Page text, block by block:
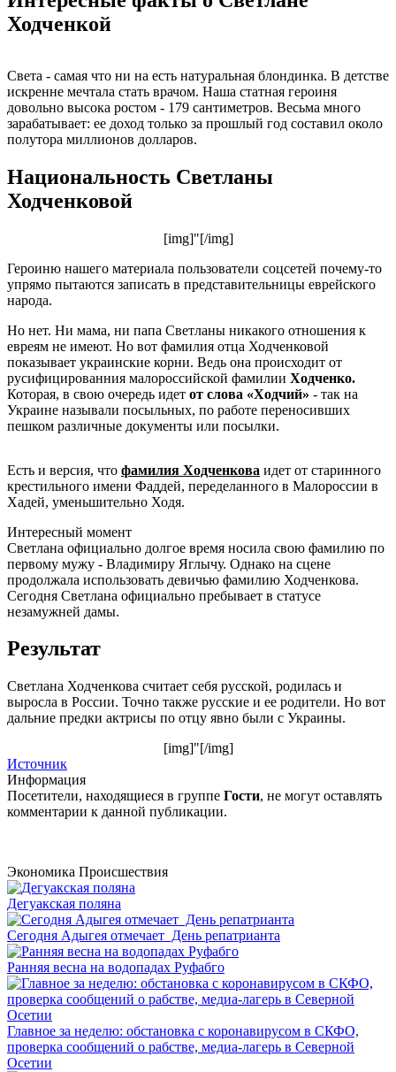
Ходченкой
Света - самая что ни на есть натуральная блондинка. В детстве
искренне мечтала стать врачом. Наша статная героиня
довольно высока ростом - 179 сантиметров. Весьма много
зарабатывает: ее доход только за прошлый год составил около
полутора миллионов долларов.
Национальность Светланы
Ходченковой
[img]"[/img]
Героиню нашего материала пользователи соцсетей почему-то
упрямо пытаются записать в представительницы еврейского
народа.
Но нет. Ни мама, ни папа Светланы никакого отношения к
евреям не имеют. Но вот фамилия отца Ходченковой
показывает украинские корни. Ведь она происходит от
русифицированния малороссийской фамилии Ходченко.
Которая, в свою очередь идет от слова «Ходчий» - так на
Украине называли посыльных, по работе переносивших
пешком различные документы или посылки.
Есть и версия, что фамилия Ходченкова идет от старинного
крестильного имени Фаддей, переделанного в Малороссии в
Хадей, уменьшительно Ходя.
Интересный момент
Светлана официально долгое время носила свою фамилию по
первому мужу - Владимиру Яглычу. Однако на сцене
продолжала использовать девичью фамилию Ходченкова.
Сегодня Светлана официально пребывает в статусе
незамужней дамы.
Результат
Светлана Ходченкова считает себя русской, родилась и
выросла в России. Точно также русские и ее родители. Но вот
дальние предки актрисы по отцу явно были с Украины.
[img]"[/img]
Источник
Информация
Посетители, находящиеся в группе Гости, не могут оставлять
комментарии к данной публикации.
Экономика Происшествия
Дегуакская поляна
Сегодня Адыгея отмечает День репатрианта
Ранняя весна на водопадах Руфабго
Главное за неделю: обстановка с коронавирусом в СКФО,
проверка сообщений о рабстве, медиа-лагерь в Северной
Осетии